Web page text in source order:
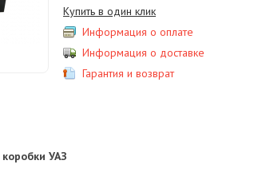
Купить в один клик
Информация о оплате
Информация о доставке
Гарантия и возврат
УАЗ